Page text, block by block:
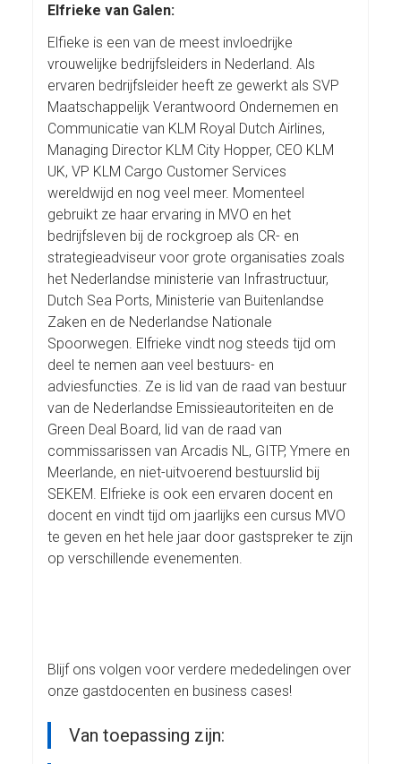
Elfrieke van Galen:
Elfieke is een van de meest invloedrijke
vrouwelijke bedrijfsleiders in Nederland. Als
ervaren bedrijfsleider heeft ze gewerkt als SVP
Maatschappelijk Verantwoord Ondernemen en
Communicatie van KLM Royal Dutch Airlines,
Managing Director KLM City Hopper, CEO KLM
UK, VP KLM Cargo Customer Services
wereldwijd en nog veel meer. Momenteel
gebruikt ze haar ervaring in MVO en het
bedrijfsleven bij de rockgroep als CR- en
strategieadviseur voor grote organisaties zoals
het Nederlandse ministerie van Infrastructuur,
Dutch Sea Ports, Ministerie van Buitenlandse
Zaken en de Nederlandse Nationale
Spoorwegen. Elfrieke vindt nog steeds tijd om
deel te nemen aan veel bestuurs- en
adviesfuncties. Ze is lid van de raad van bestuur
van de Nederlandse Emissieautoriteiten en de
Green Deal Board, lid van de raad van
commissarissen van Arcadis NL, GITP, Ymere en
Meerlande, en niet-uitvoerend bestuurslid bij
SEKEM. Elfrieke is ook een ervaren docent en
docent en vindt tijd om jaarlijks een cursus MVO
te geven en het hele jaar door gastspreker te zijn
op verschillende evenementen.
Blijf ons volgen voor verdere mededelingen over
onze gastdocenten en business cases!
Van toepassing zijn: